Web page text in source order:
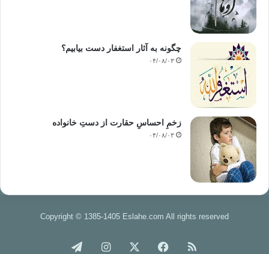
چگونه به آثار استغفار دست بیابیم؟
۰۴/۰۸/۰۳
زخمِ احساسِ حقارت از دستِ خانواده
۰۴/۰۸/۰۳
Copyright © 1385-1405 Eslahe.com All rights reserved
خوراک فیس اینستاگرام